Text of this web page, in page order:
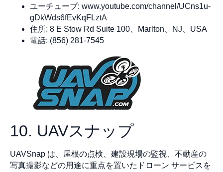
ユーチューブ: www.youtube.com/channel/UCns1u-
gDkWds6fEvKqFLztA
住所: 8 E Stow Rd Suite 100、Marlton、NJ、USA
電話: (856) 281-7545
10. UAVスナップ
UAVSnap は、屋根の点検、建設現場の監視、不動産の
写真撮影などの用途に重点を置いたドローン サービスを